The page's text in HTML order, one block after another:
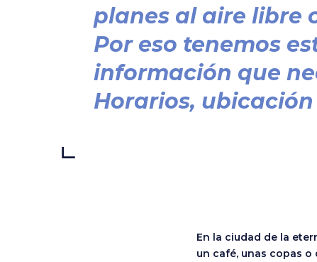
planes al aire libre
Por eso tenemos
información que
Horarios, ubicación
En la ciudad de la
un café, unas copas